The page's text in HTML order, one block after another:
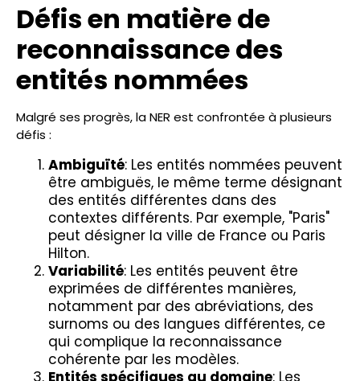
Défis en matière de
reconnaissance des
entités nommées
Malgré ses progrès, la NER est confrontée à plusieurs
défis :
Ambiguïté: Les entités nommées peuvent
être ambiguës, le même terme désignant
des entités différentes dans des
contextes différents. Par exemple, "Paris"
peut désigner la ville de France ou Paris
Hilton.
Variabilité: Les entités peuvent être
exprimées de différentes manières,
notamment par des abréviations, des
surnoms ou des langues différentes, ce
qui complique la reconnaissance
cohérente par les modèles.
Entités spécifiques au domaine: Les